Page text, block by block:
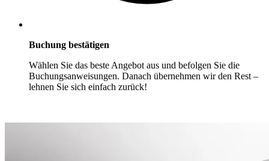
Buchung bestätigen
Wählen Sie das beste Angebot aus und befolgen Sie die
Buchungsanweisungen. Danach übernehmen wir den Rest –
lehnen Sie sich einfach zurück!